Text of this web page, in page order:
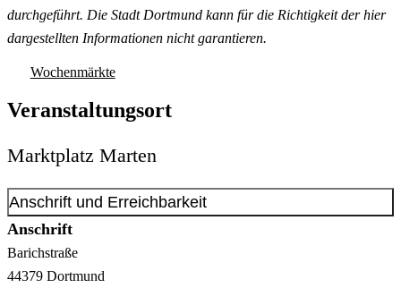
durchgeführt. Die Stadt Dortmund kann für die Richtigkeit der hier
dargestellten Informationen nicht garantieren.
Wochenmärkte
Veranstaltungsort
Marktplatz Marten
Anschrift und Erreichbarkeit
Anschrift
Barichstraße
44379 Dortmund